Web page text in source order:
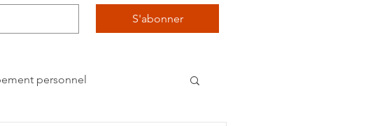
S'abonner
personnel